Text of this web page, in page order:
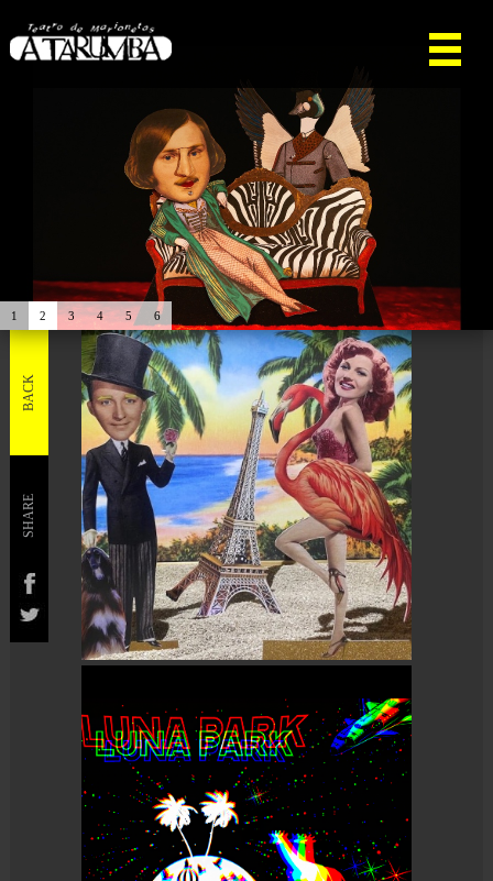
1 2 3 4 5 6
BACK
SHARE